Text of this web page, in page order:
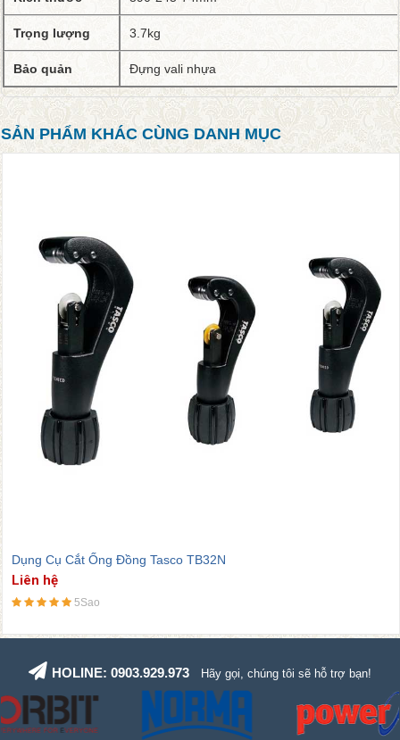
Trọng lượng 3.7kg
Bảo quản Đựng vali nhựa
SẢN PHẨM KHÁC CÙNG DANH MỤC
Máy Hút Chân Không Tasco TB430SV
Liên hệ
5Sao
HOLINE: 0903.929.973 Hãy gọi, chúng tôi sẽ hỗ trợ bạn!